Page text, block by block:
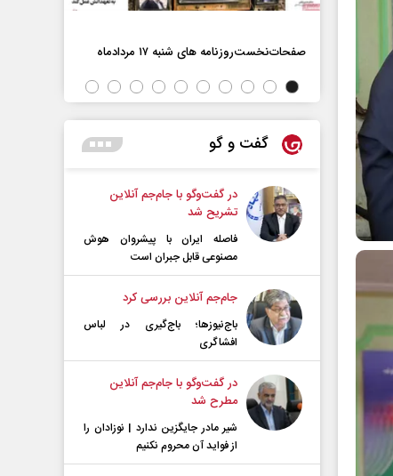
صفحات‌نخست‌روزنامه ها‌ی شنبه ۱۷ مردادماه
گفت و گو
در گفت‌و‌گو با جام‌جم آنلاین
تشریح شد
فاصله ایران با پیشرو‌ان هوش
مصنوعی قابل جبران است
جام‌جم آنلاین بررسی کرد
باج‌نیوزها؛ باج‌گیری در لباس
افشاگری
در گفت‌و‌گو با جام‌جم آنلاین
مطرح شد
شیر مادر جایگزین ندارد | نوزادان را
از فواید آن محروم نکنیم